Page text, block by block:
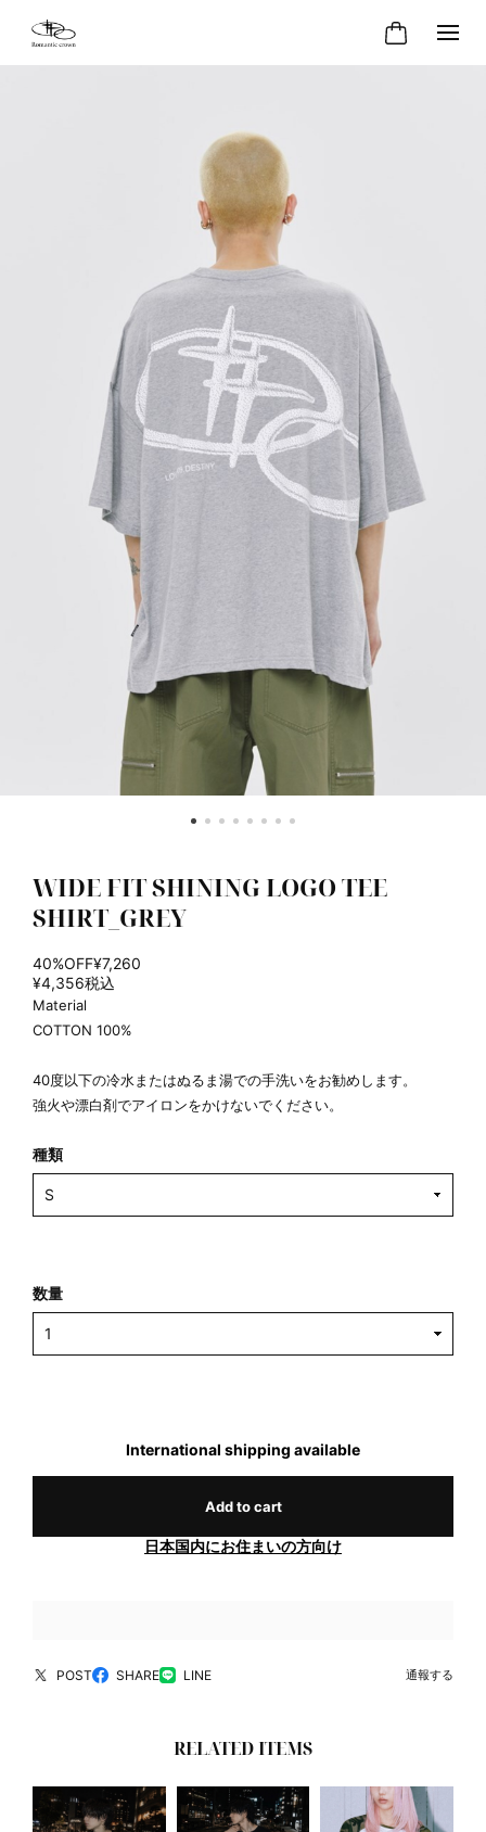
WIDE FIT SHINING LOGO TEE
SHIRT_GREY
40%OFF¥7,260
¥4,356税込
Material
COTTON 100%
40度以下の冷水またはぬるま湯での手洗いをお勧めします。
強火や漂白剤でアイロンをかけないでください。
種類
数量
International shipping available
Add to cart
日本国内にお住まいの方向け
POST SHARE LINE 通報する
RELATED ITEMS